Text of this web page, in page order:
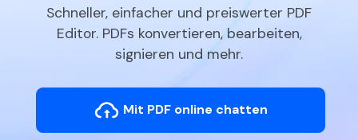
Schneller, einfacher und preiswerter PDF
Editor. PDFs konvertieren, bearbeiten,
signieren und mehr.
Mit PDF online chatten